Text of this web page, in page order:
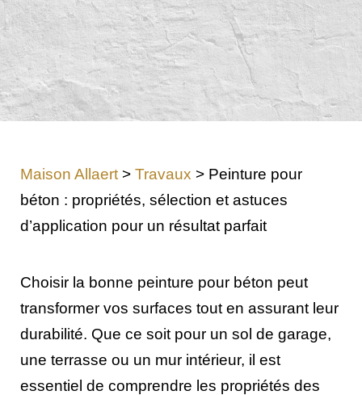
Maison Allaert > Travaux > Peinture pour
béton : propriétés, sélection et astuces
d’application pour un résultat parfait
Choisir la bonne peinture pour béton peut
transformer vos surfaces tout en assurant leur
durabilité. Que ce soit pour un sol de garage,
une terrasse ou un mur intérieur, il est
essentiel de comprendre les propriétés des